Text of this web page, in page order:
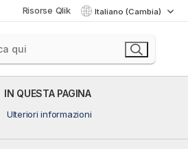
Risorse Qlik Italiano (Cambia)
IN QUESTA PAGINA
Ulteriori informazioni